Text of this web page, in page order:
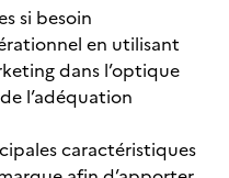
si besoin
en utilisant
dans l’optique
l’adéquation
caractéristiques